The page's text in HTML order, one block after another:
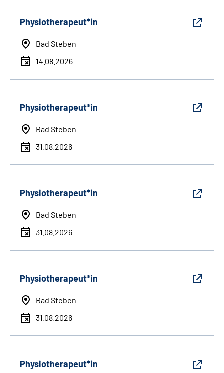
Physiotherapeut*in
Bad Steben
14.08.2026
Physiotherapeut*in
Bad Steben
31.08.2026
Physiotherapeut*in
Bad Steben
31.08.2026
Physiotherapeut*in
Bad Steben
31.08.2026
Physiotherapeut*in